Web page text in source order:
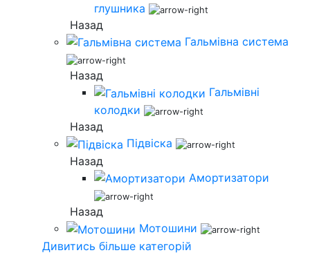
глушника
Назад
Гальмівна система
Назад
Гальмівні
колодки
Назад
Підвіска
Назад
Амортизатори
Назад
Мотошини
Дивитись більше категорій